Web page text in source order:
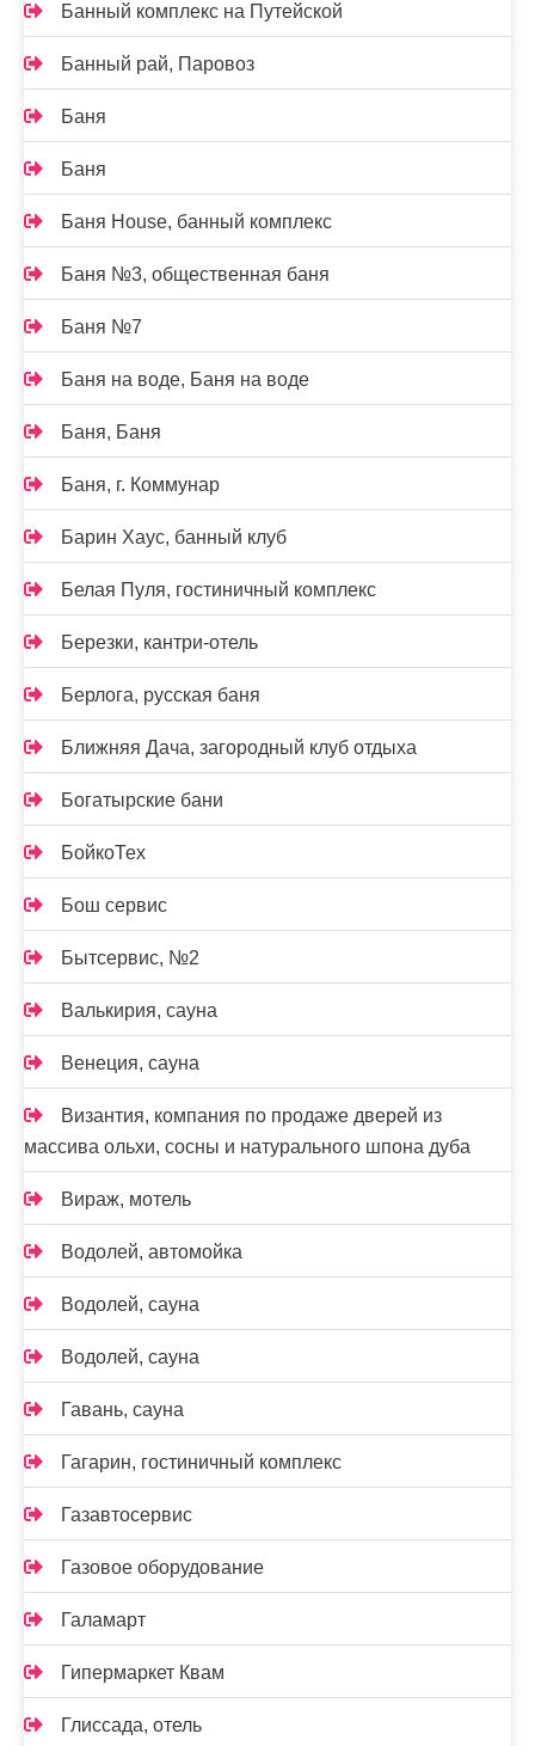
Банный комплекс на Путейской
Банный рай, Паровоз
Баня
Баня
Баня House, банный комплекс
Баня №3, общественная баня
Баня №7
Баня на воде, Баня на воде
Баня, Баня
Баня, г. Коммунар
Барин Хаус, банный клуб
Белая Пуля, гостиничный комплекс
Березки, кантри-отель
Берлога, русская баня
Ближняя Дача, загородный клуб отдыха
Богатырские бани
БойкоТех
Бош сервис
Бытсервис, №2
Валькирия, сауна
Венеция, сауна
Византия, компания по продаже дверей из
массива ольхи, сосны и натурального шпона дуба
Вираж, мотель
Водолей, автомойка
Водолей, сауна
Водолей, сауна
Гавань, сауна
Гагарин, гостиничный комплекс
Газавтосервис
Газовое оборудование
Галамарт
Гипермаркет Квам
Глиссада, отель